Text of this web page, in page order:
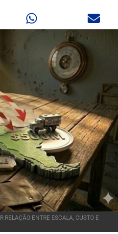
RELAÇÃO ENTRE ESCALA, CUSTO E